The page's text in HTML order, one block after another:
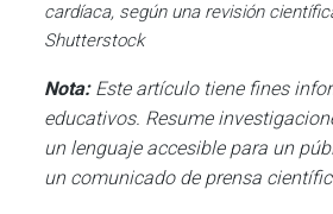
cardíaca, según una revisión
Shutterstock
Nota:Este artículo tiene fines
educativos. Resume
un lenguaje accesible para un
un comunicado de prensa